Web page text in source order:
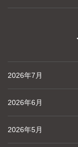
2026年7月
2026年6月
2026年5月